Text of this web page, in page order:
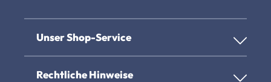
Unser Shop-Service
Rechtliche Hinweise